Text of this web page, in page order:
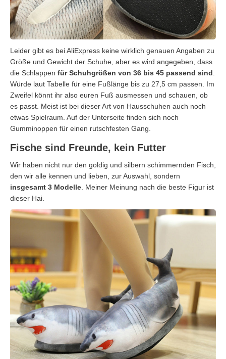
Leider gibt es bei AliExpress keine wirklich genauen Angaben zu
Größe und Gewicht der Schuhe, aber es wird angegeben, dass
die Schlappen für Schuhgrößen von 36 bis 45 passend sind.
Würde laut Tabelle für eine Fußlänge bis zu 27,5 cm passen. Im
Zweifel könnt ihr also euren Fuß ausmessen und schauen, ob
es passt. Meist ist bei dieser Art von Hausschuhen auch noch
etwas Spielraum. Auf der Unterseite finden sich noch
Gumminoppen für einen rutschfesten Gang.
Fische sind Freunde, kein Futter
Wir haben nicht nur den goldig und silbern schimmernden Fisch,
den wir alle kennen und lieben, zur Auswahl, sondern
insgesamt 3 Modelle. Meiner Meinung nach die beste Figur ist
dieser Hai.